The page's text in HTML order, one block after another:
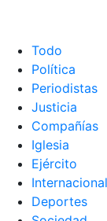
Todo
Política
Periodistas
Justicia
Compañías
Iglesia
Ejército
Internacional
Deportes